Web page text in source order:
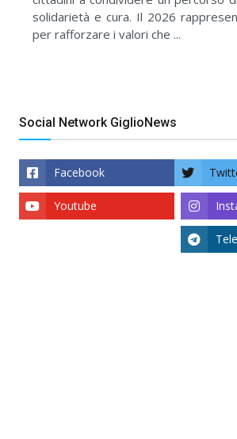
solidarietà e cura. Il 2026
per rafforzare i valori che ...
Social Network GiglioNews
Facebook
Youtube